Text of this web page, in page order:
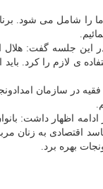
شامل می شود.
این جلسه گفت: هلال
لازم را کرد. باید
در سازمان
اظهار داشت: بانوان
اقتصادی به زنان
بهره برد.